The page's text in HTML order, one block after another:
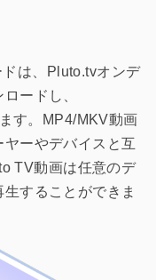
は、Pluto.tvオンデ
ードし、
す。MP4/MKV動画
ーやデバイスと互
TV動画は任意のデ
することができま